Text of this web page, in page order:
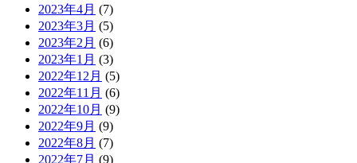
2023年4月 (7)
2023年3月 (5)
2023年2月 (6)
2023年1月 (3)
2022年12月 (5)
2022年11月 (6)
2022年10月 (9)
2022年9月 (9)
2022年8月 (7)
2022年7月 (9)